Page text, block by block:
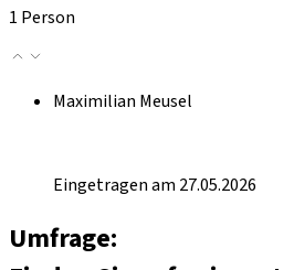
1 Person
Maximilian Meusel
Eingetragen am 27.05.2026
Umfrage: